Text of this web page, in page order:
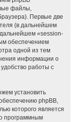
файлы,
Первые две
(в дальнейшем
«session-
обеспечением
одной из тем
информации о
работы с
установить
phpBB,
которого является
программным